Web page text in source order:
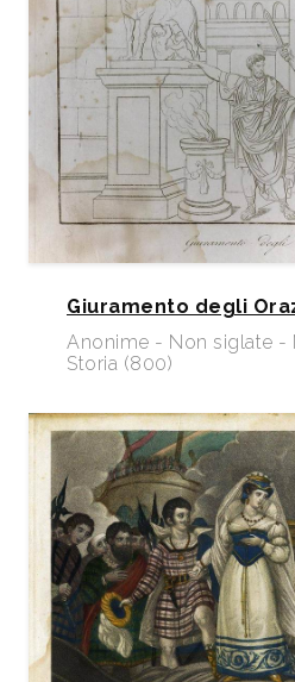
Giuramento degli
Anonime - Non siglate -
Storia (800)